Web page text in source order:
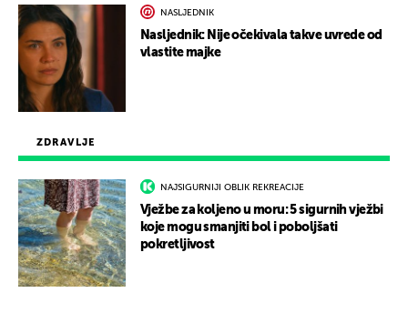
ZDRAVLJE
NAJSIGURNIJI OBLIK REKREACIJE
Vježbe za koljeno u moru: 5 sigurnih vježbi
koje mogu smanjiti bol i poboljšati
pokretljivost
NASLJEDNIK
Nasljednik: Nije očekivala takve uvrede od
vlastite majke